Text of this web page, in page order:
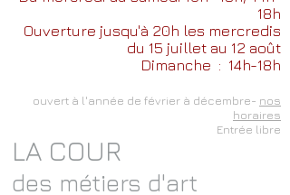
18h
Ouverture jusqu'à 20h les mercredis
du 15 juillet au 12 août
Dimanche : 14h-18h
ouvert à l'année de février à décembre- nos
horaires
Entrée libre
LA COUR
des métiers d'art